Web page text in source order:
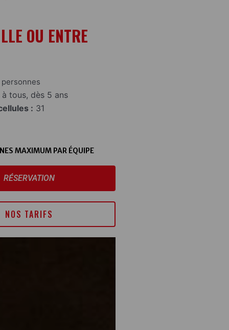
OU ENTRE
tous, dès 5 ans
: 31
MAXIMUM PAR ÉQUIPE
RÉSERVATION
NOS TARIFS